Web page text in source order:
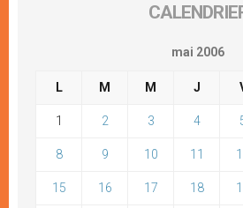
mai 2006
L M M J
1 2 3 4
8 9 10 11
15 16 17 18